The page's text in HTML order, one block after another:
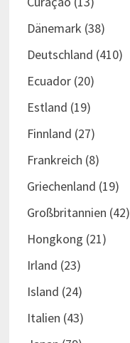
Dänemark (38)
Deutschland (410)
Ecuador(20)
Estland (19)
Finnland (27)
Frankreich (8)
Griechenland (19)
Großbritannien (42)
Hongkong (21)
Irland (23)
Island (24)
Italien (43)